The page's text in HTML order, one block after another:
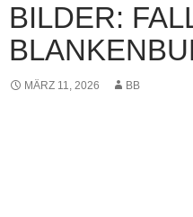
BILDER:
MÄRZ 11, 2026 BB